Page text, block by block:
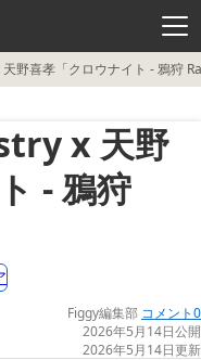
ー
を
開
く
野喜孝「クロウナイト - 鴉狩
x 天野
- 鴉狩
Figgy編集部 コメント0
2026年5月14日公開
2026年5月14日更新